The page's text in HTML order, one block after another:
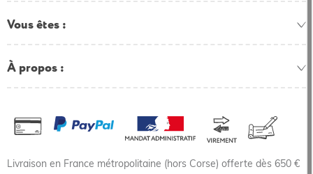
Vous êtes
À propos
Livraison en France métropolitaine (hors Corse) offerte dès 650 €